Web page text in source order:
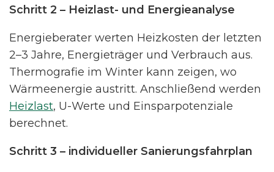
Schritt 2 – Heizlast- und Energieanalyse
Energieberater werten Heizkosten der letzten
2–3 Jahre, Energieträger und Verbrauch aus.
Thermografie im Winter kann zeigen, wo
Wärmeenergie austritt. Anschließend werden
Heizlast, U-Werte und Einsparpotenziale
berechnet.
Schritt 3 – individueller Sanierungsfahrplan